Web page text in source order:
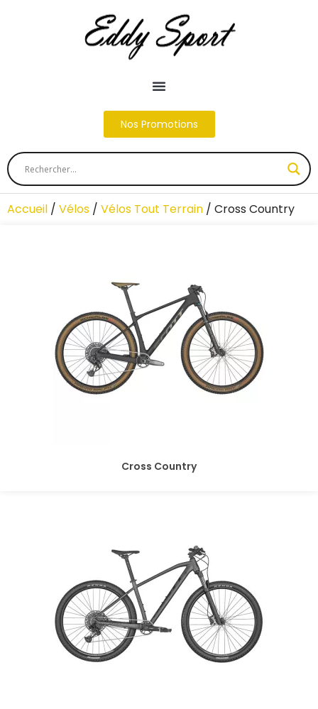
Nos Promotions
Accueil / Vélos / Vélos Tout Terrain / Cross Country
Cross Country